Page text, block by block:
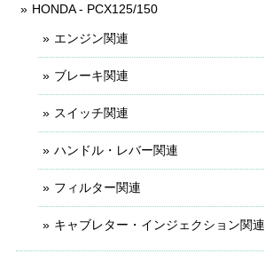
HONDA - PCX125/150
エンジン関連
ブレーキ関連
スイッチ関連
ハンドル・レバー関連
フィルター関連
キャブレター・インジェクション関連